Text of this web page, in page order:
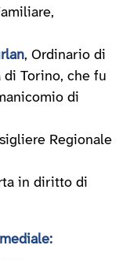
, Ordinario di
di Torino, che fu
di
Regionale
in diritto di